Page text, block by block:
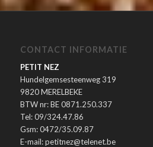
CONTACT INFORMATIE
PETIT NEZ
Hundelgemsesteenweg 319
9820 MERELBEKE
BTW nr: BE 0871.250.337
Tel: 09/324.47.86
Gsm: 0472/35.09.87
E-mail: petitnez@telenet.be